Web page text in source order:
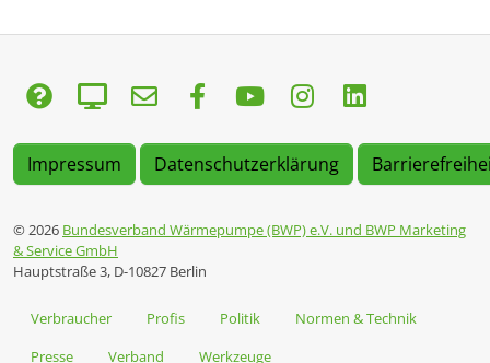
Impressum Datenschutzerklärung
© 2026 Bundesverband Wärmepumpe (BWP) e.V. und BWP Marketing
& Service GmbH
Hauptstraße 3, D-10827 Berlin
Verbraucher Profis Politik
Normen & Technik
Presse
Verband Werkzeuge